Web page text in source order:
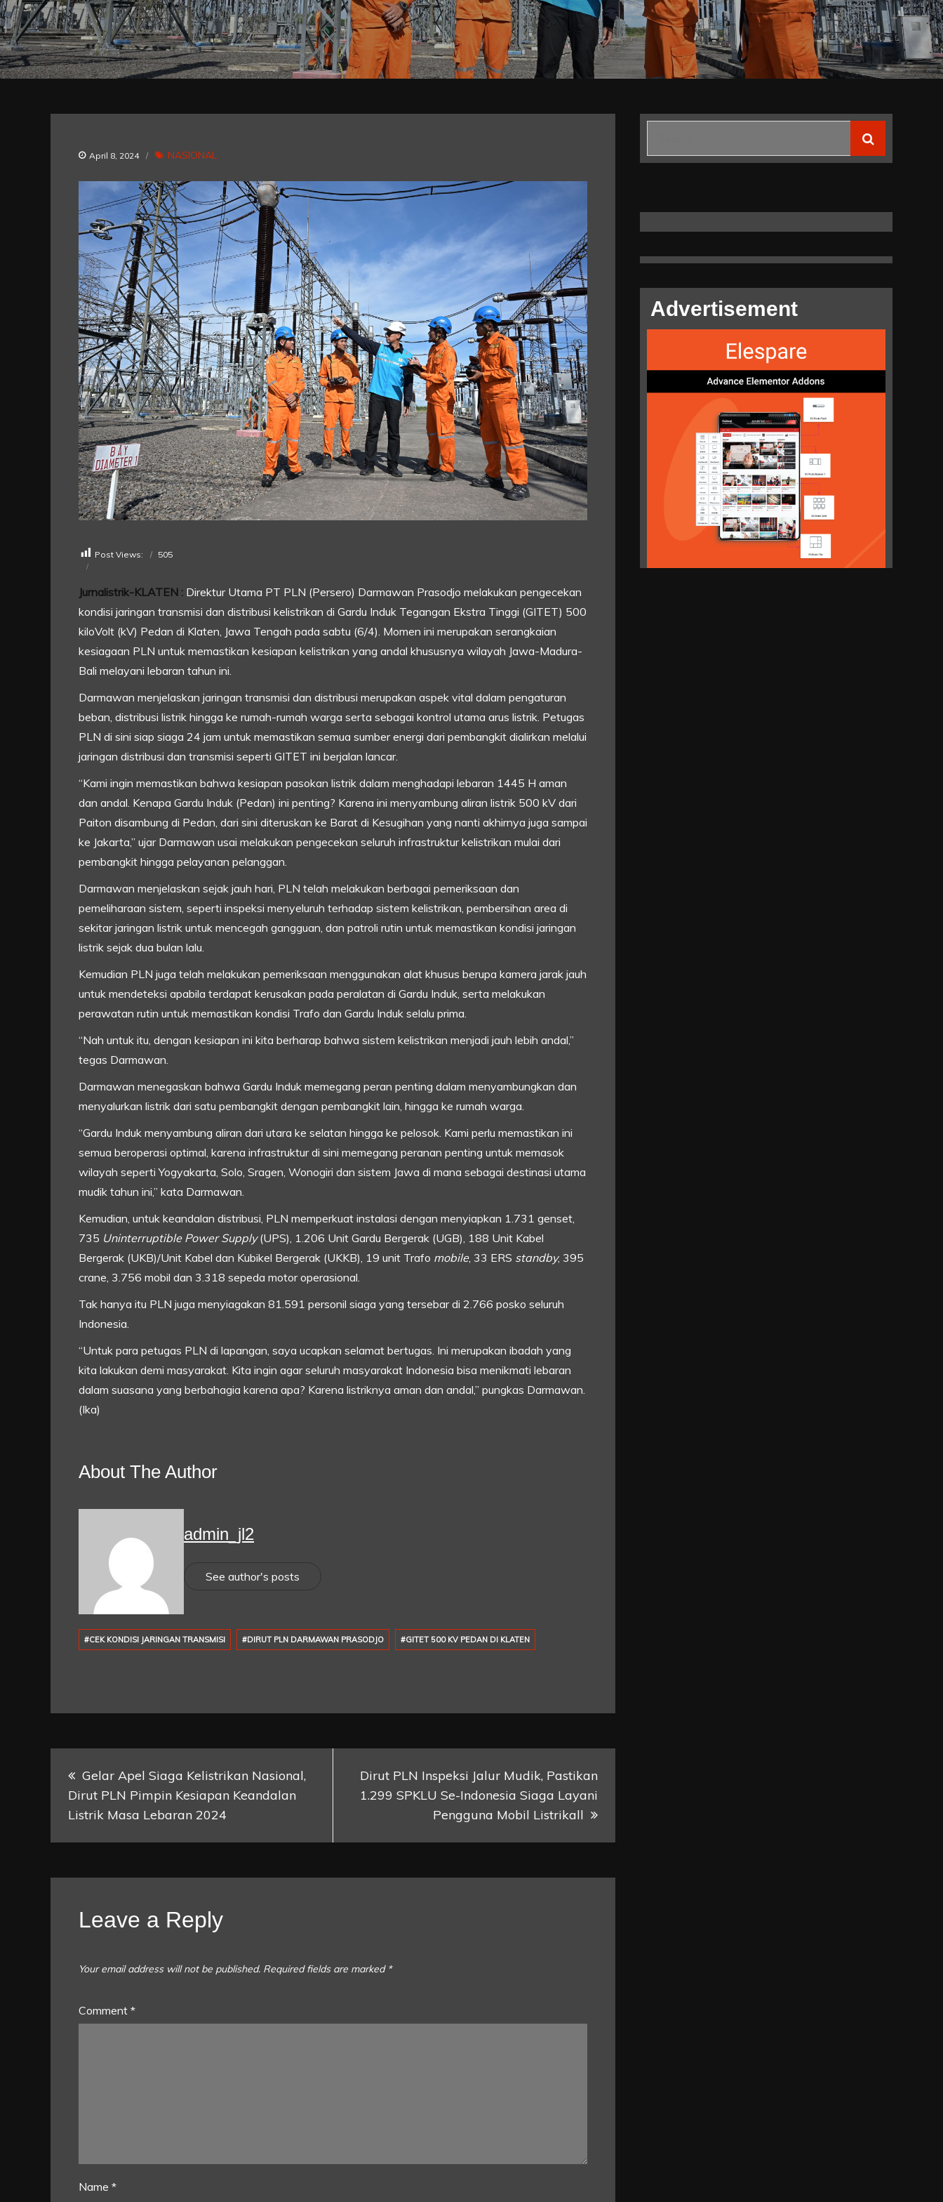
April 8, 2024 NASIONAL
Post Views: 505
Jurnalistrik-KLATEN : Direktur Utama PT PLN (Persero) Darmawan Prasodjo melakukan pengecekan
kondisi jaringan transmisi dan distribusi kelistrikan di Gardu Induk Tegangan Ekstra Tinggi (GITET) 500
kiloVolt (kV) Pedan di Klaten, Jawa Tengah pada sabtu (6/4). Momen ini merupakan serangkaian
kesiagaan PLN untuk memastikan kesiapan kelistrikan yang andal khususnya wilayah Jawa-Madura-
Bali melayani lebaran tahun ini.
Darmawan menjelaskan jaringan transmisi dan distribusi merupakan aspek vital dalam pengaturan
beban, distribusi listrik hingga ke rumah-rumah warga serta sebagai kontrol utama arus listrik. Petugas
PLN di sini siap siaga 24 jam untuk memastikan semua sumber energi dari pembangkit dialirkan melalui
jaringan distribusi dan transmisi seperti GITET ini berjalan lancar.
“Kami ingin memastikan bahwa kesiapan pasokan listrik dalam menghadapi lebaran 1445 H aman
dan andal. Kenapa Gardu Induk (Pedan) ini penting? Karena ini menyambung aliran listrik 500 kV dari
Paiton disambung di Pedan, dari sini diteruskan ke Barat di Kesugihan yang nanti akhirnya juga sampai
ke Jakarta,” ujar Darmawan usai melakukan pengecekan seluruh infrastruktur kelistrikan mulai dari
pembangkit hingga pelayanan pelanggan.
Darmawan menjelaskan sejak jauh hari, PLN telah melakukan berbagai pemeriksaan dan
pemeliharaan sistem, seperti inspeksi menyeluruh terhadap sistem kelistrikan, pembersihan area di
sekitar jaringan listrik untuk mencegah gangguan, dan patroli rutin untuk memastikan kondisi jaringan
listrik sejak dua bulan lalu.
Kemudian PLN juga telah melakukan pemeriksaan menggunakan alat khusus berupa kamera jarak jauh
untuk mendeteksi apabila terdapat kerusakan pada peralatan di Gardu Induk, serta melakukan
perawatan rutin untuk memastikan kondisi Trafo dan Gardu Induk selalu prima.
“Nah untuk itu, dengan kesiapan ini kita berharap bahwa sistem kelistrikan menjadi jauh lebih andal,”
tegas Darmawan.
Darmawan menegaskan bahwa Gardu Induk memegang peran penting dalam menyambungkan dan
menyalurkan listrik dari satu pembangkit dengan pembangkit lain, hingga ke rumah warga.
“Gardu Induk menyambung aliran dari utara ke selatan hingga ke pelosok. Kami perlu memastikan ini
semua beroperasi optimal, karena infrastruktur di sini memegang peranan penting untuk memasok
wilayah seperti Yogyakarta, Solo, Sragen, Wonogiri dan sistem Jawa di mana sebagai destinasi utama
mudik tahun ini,” kata Darmawan.
Kemudian, untuk keandalan distribusi, PLN memperkuat instalasi dengan menyiapkan 1.731 genset,
735 Uninterruptible Power Supply(UPS), 1.206 Unit Gardu Bergerak (UGB), 188 Unit Kabel
Bergerak (UKB)/Unit Kabel dan Kubikel Bergerak (UKKB), 19 unit Trafo mobile, 33 ERS standby, 395
crane, 3.756 mobil dan 3.318 sepeda motor operasional.
Tak hanya itu PLN juga menyiagakan 81.591 personil siaga yang tersebar di 2.766 posko seluruh
Indonesia.
“Untuk para petugas PLN di lapangan, saya ucapkan selamat bertugas. Ini merupakan ibadah yang
kita lakukan demi masyarakat. Kita ingin agar seluruh masyarakat Indonesia bisa menikmati lebaran
dalam suasana yang berbahagia karena apa? Karena listriknya aman dan andal,” pungkas Darmawan.
(Ika)
About The Author
admin_jl2
See author's posts
#CEK KONDISI JARINGAN TRANSMISI #DIRUT PLN DARMAWAN PRASODJO #GITET 500 KV PEDAN DI KLATEN
Post
navigation
Gelar Apel Siaga Kelistrikan Nasional,
Dirut PLN Pimpin Kesiapan Keandalan
Listrik Masa Lebaran 2024
Dirut PLN Inspeksi Jalur Mudik, Pastikan
1.299 SPKLU Se-Indonesia Siaga Layani
Pengguna Mobil Listrikall
Leave a Reply
Your email address will not be published. Required fields are marked *
Comment *
Name *
Advertisement